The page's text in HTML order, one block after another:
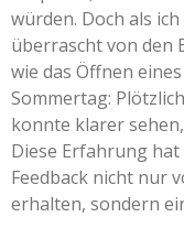
würden. Doch als
überrascht von den
wie das Öffnen
Sommertag:
konnte klarer
Diese Erfahrung
Feedback nicht nur
erhalten, sondern